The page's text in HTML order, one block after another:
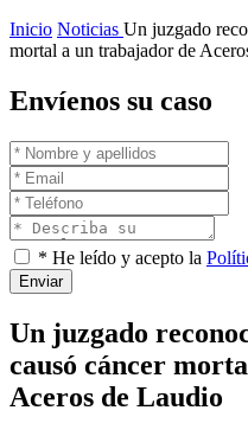
Inicio Noticias Un juzgado
mortal a un trabajador de
Envíenos su caso
* He leído y acepto la
Enviar
Un juzgado
causó cáncer
Aceros de Laudio